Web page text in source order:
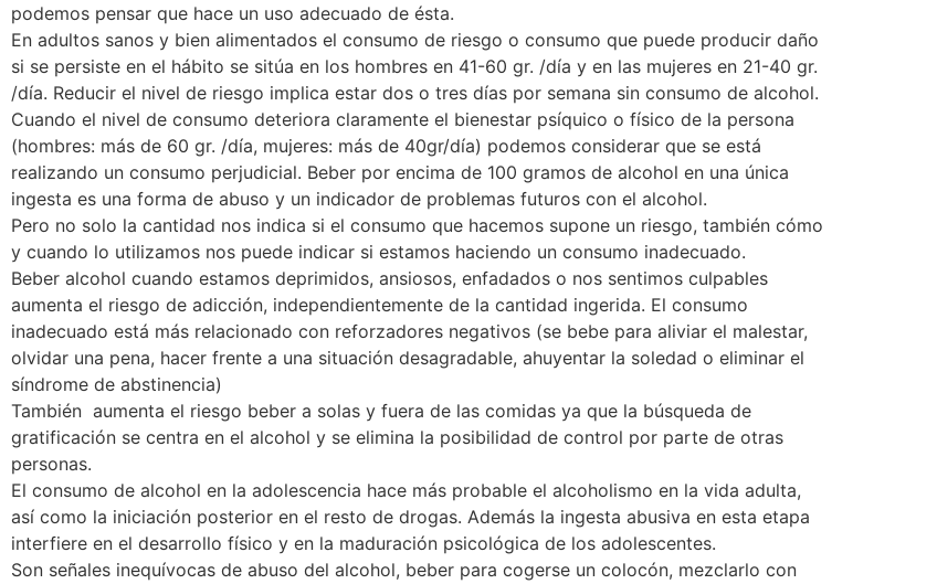
podemos pensar que hace un uso adecuado de ésta.
En adultos sanos y bien alimentados el consumo de riesgo o consumo que puede producir daño
si se persiste en el hábito se sitúa en los hombres en 41-60 gr. /día y en las mujeres en 21-40 gr.
/día. Reducir el nivel de riesgo implica estar dos o tres días por semana sin consumo de alcohol.
Cuando el nivel de consumo deteriora claramente el bienestar psíquico o físico de la persona
(hombres: más de 60 gr. /día, mujeres: más de 40gr/día) podemos considerar que se está
realizando un consumo perjudicial. Beber por encima de 100 gramos de alcohol en una única
ingesta es una forma de abuso y un indicador de problemas futuros con el alcohol.
Pero no solo la cantidad nos indica si el consumo que hacemos supone un riesgo, también cómo
y cuando lo utilizamos nos puede indicar si estamos haciendo un consumo inadecuado.
Beber alcohol cuando estamos deprimidos, ansiosos, enfadados o nos sentimos culpables
aumenta el riesgo de adicción, independientemente de la cantidad ingerida. El consumo
inadecuado está más relacionado con reforzadores negativos (se bebe para aliviar el malestar,
olvidar una pena, hacer frente a una situación desagradable, ahuyentar la soledad o eliminar el
síndrome de abstinencia)
También aumenta el riesgo beber a solas y fuera de las comidas ya que la búsqueda de
gratificación se centra en el alcohol y se elimina la posibilidad de control por parte de otras
personas.
El consumo de alcohol en la adolescencia hace más probable el alcoholismo en la vida adulta,
así como la iniciación posterior en el resto de drogas. Además la ingesta abusiva en esta etapa
interfiere en el desarrollo físico y en la maduración psicológica de los adolescentes.
Son señales inequívocas de abuso del alcohol, beber para cogerse un colocón, mezclarlo con